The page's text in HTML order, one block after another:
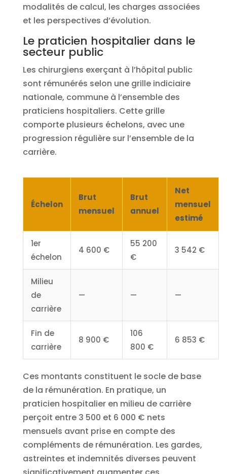
modalités de calcul, les charges associées
et les perspectives d’évolution.
Le praticien hospitalier dans le
secteur public
Les chirurgiens exerçant à l’hôpital public
sont rémunérés selon une grille indiciaire
nationale, commune à l’ensemble des
praticiens hospitaliers. Cette grille
comporte plusieurs échelons, avec une
progression régulière sur l’ensemble de la
carrière.
Échelon
Brut
mensuel
Brut
annuel
Net
mensuel
estimé
1er
échelon
4 600 €
55 200
€
3 542 €
Milieu
de
carrière
— — —
Fin de
carrière
8 900 €
106
800 €
6 853 €
Ces montants constituent le socle de base
de la rémunération. En pratique, un
praticien hospitalier en milieu de carrière
perçoit entre 3 500 et 6 000 € nets
mensuels avant prise en compte des
compléments de rémunération. Les gardes,
astreintes et indemnités diverses peuvent